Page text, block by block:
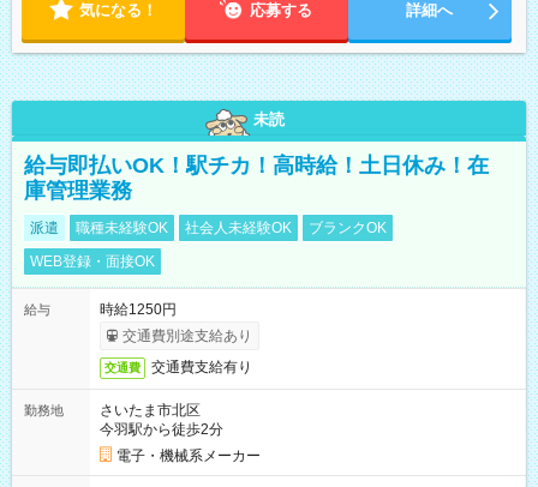
気になる！ 応募する 詳細へ
未読
給与即払いOK！駅チカ！高時給！土日休み！在
庫管理業務
派遣 職種未経験OK 社会人未経験OK
ブランクOK
WEB登録・面接OK
給与
時給1250円
交通費別途支給あり
交通費 交通費支給有り
勤務地
さいたま市北区
今羽駅から徒歩2分
電子・機械系メーカー